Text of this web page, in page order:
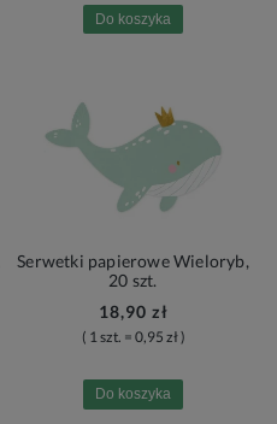
Do koszyka
Serwetki papierowe Wieloryb,
20 szt.
18,90 zł
( 1 szt. = 0,95 zł )
Do koszyka